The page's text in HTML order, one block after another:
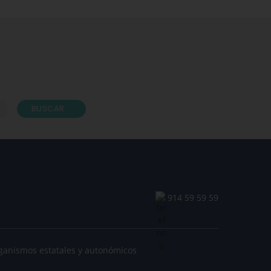
clínica, Terapeuta, Osteópata. Monitora Educativa
BUSCAR
914 59 59 59
estatales y autonómicos